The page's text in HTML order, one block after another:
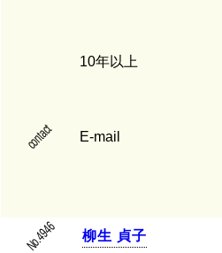
10年以上
contact E-mail
No.4946 柳生 貞子